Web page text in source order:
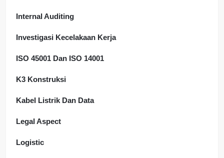
Internal Auditing
Investigasi Kecelakaan Kerja
ISO 45001 Dan ISO 14001
K3 Konstruksi
Kabel Listrik Dan Data
Legal Aspect
Logistic